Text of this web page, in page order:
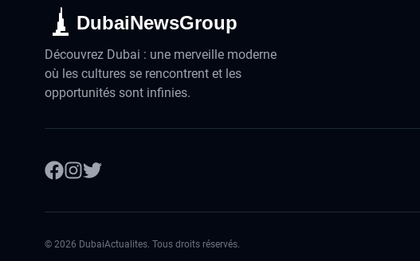
DubaiNewsGroup
Découvrez Dubai : une merveille moderne
où les cultures se rencontrent et les
opportunités sont infinies.
© 2026 DubaiActualites. Tous droits réservés.